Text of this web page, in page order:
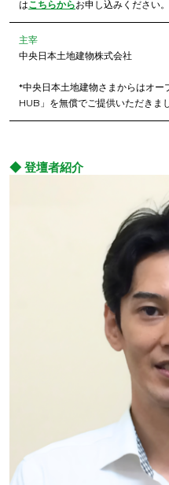
はこちらからお申し込みください
主宰
中央日本土地建物株式会社
*中央日本土地建物さまからはオ
HUB」を無償でご提供いただきまし
◆ 登壇者紹介